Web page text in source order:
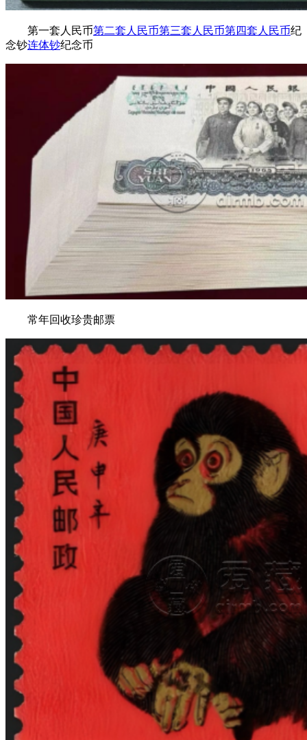
第一套人民币第二套人民币第三套人民币第四套人民币纪
念钞连体钞纪念币
常年回收珍贵邮票